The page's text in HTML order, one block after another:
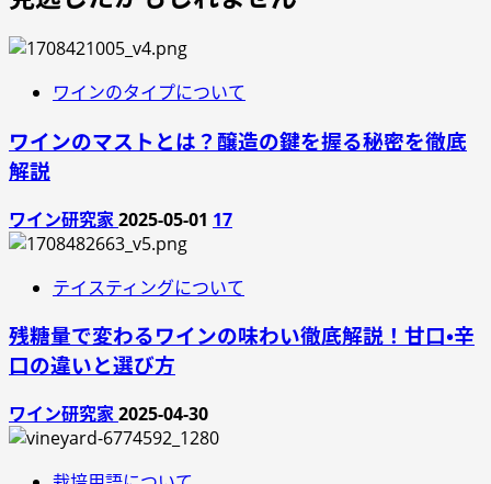
ワインのタイプについて
ワインのマストとは？醸造の鍵を握る秘密を徹底
解説
ワイン研究家2025-05-01 17
テイスティングについて
残糖量で変わるワインの味わい徹底解説！甘口・辛
口の違いと選び方
ワイン研究家2025-04-30